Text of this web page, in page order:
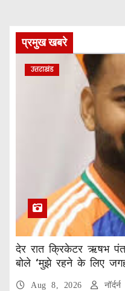
प्रमुख खबरे
उत्तराखंड
देर रात क्रिकेटर ऋषभ पंत
बोले ‘मुझे रहने के लिए जगह
Aug 8, 2026 नॉर्दर्न